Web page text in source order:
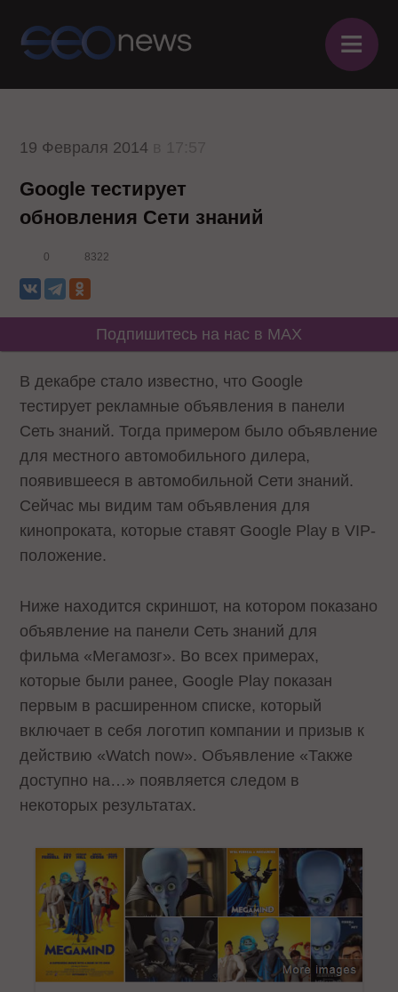
≡
19 Февраля 2014
Google тестирует
обновления Сети знаний
0 8322
Подпишитесь на нас в MAX
В декабре стало известно, что Google
тестирует рекламные объявления в панели
Сеть знаний. Тогда примером было объявление
для местного автомобильного дилера,
появившееся в автомобильной Сети знаний.
Сейчас мы видим там объявления для
кинопроката, которые ставят Google Play в VIP-
положение.
Ниже находится скриншот, на котором показано
объявление на панели Сеть знаний для
фильма «Мегамозг». Во всех примерах,
которые были ранее, Google Play показан
первым в расширенном списке, который
включает в себя логотип компании и призыв к
действию «Watch now». Объявление «Также
доступно на…» появляется следом в
некоторых результатах.